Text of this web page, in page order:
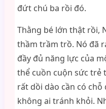
đứt chú ba rồi đó.
Thằng bé lớn thật rồi,
thầm trầm trồ. Nó đã
đầy đủ năng lực của
thể cuồn cuộn sức trẻ
rất dồi dào cần có
không ai tránh khỏi.